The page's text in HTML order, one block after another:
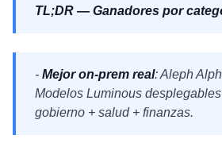
TL;DR — Ganadores por
- Mejor on-prem real: Aleph
Modelos Luminous
gobierno + salud + finanzas.